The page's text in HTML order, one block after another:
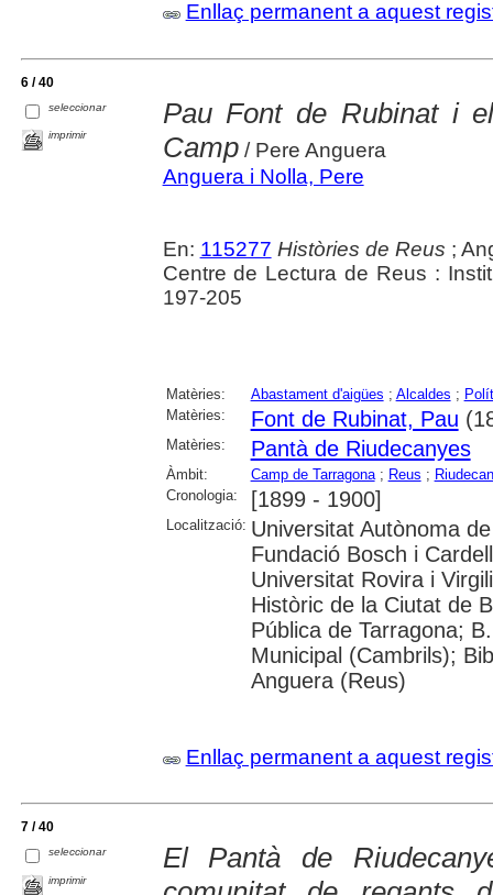
Enllaç permanent a aquest
6 / 40
seleccionar
imprimir
Pau Font de Rubinat i
Camp/ Pere Anguera
Anguera i Nolla, Pere
En: 115277 Històries de Reus ;
Centre de Lectura de Reus :
197-205
Matèries: Abastament d'aigües ; Alcaldes ;
Matèries:
Font de Rubinat, Pau
Matèries: Pantà de Riudecanyes
Àmbit: Camp de Tarragona; Reus ;
Cronologia:
[1899 - 1900]
Localització: Universitat Autònoma
Fundació Bosch i
Universitat Rovira i
Històric de la Ciutat de
Pública de Tarragona;
Municipal (Cambrils);
Anguera (Reus)
Enllaç permanent a aquest
7 / 40
seleccionar
imprimir
El Pantà de